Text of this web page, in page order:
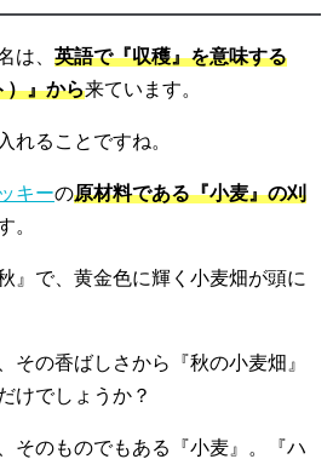
は、 英語で『収穫』を意味する
）』から来ています。
れることですね。
キーの原材料である『小麦』の刈
。
』で、黄金色に輝く小麦畑が頭に
その香ばしさから『秋の小麦畑』
けでしょうか？
そのものでもある『小麦』。『ハ